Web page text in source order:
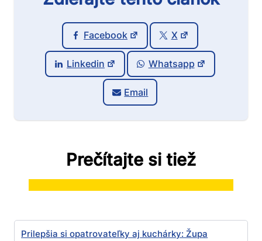
Facebook X
Linkedin Whatsapp
Email
Prečítajte si tiež
Prilepšia si opatrovateľky aj kuchárky: Župa